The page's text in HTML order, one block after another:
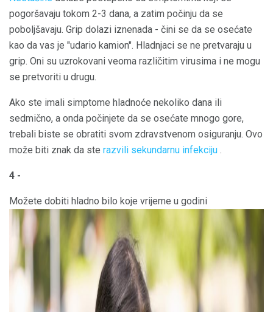
pogoršavaju tokom 2-3 dana, a zatim počinju da se
poboljšavaju. Grip dolazi iznenada - čini se da se osećate
kao da vas je "udario kamion". Hladnjaci se ne pretvaraju u
grip. Oni su uzrokovani veoma različitim virusima i ne mogu
se pretvoriti u drugu.
Ako ste imali simptome hladnoće nekoliko dana ili
sedmično, a onda počinjete da se osećate mnogo gore,
trebali biste se obratiti svom zdravstvenom osiguranju. Ovo
može biti znak da ste razvili sekundarnu infekciju .
4 -
Možete dobiti hladno bilo koje vrijeme u godini